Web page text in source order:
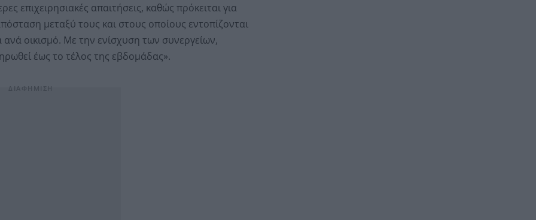
επιχειρησιακές απαιτήσεις, καθώς πρόκειται για
μεταξύ τους και στους οποίους εντοπίζονται
οικισμό. Με την ενίσχυση των συνεργείων,
έως το τέλος της εβδομάδας».